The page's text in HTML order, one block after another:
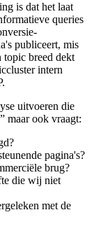
is dat het laat
queries
publiceert, mis
topic breed dekt
intern
uitvoeren die
maar ook vraagt:
pagina's?
brug?
die wij niet
met de